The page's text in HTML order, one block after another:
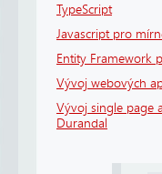
TypeScript
Javascript pro
Entity Framework
Vývoj webových
Vývoj single page
Durandal